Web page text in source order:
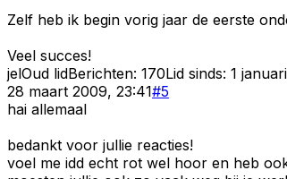
Zelf heb ik begin vorig jaar de eerste
Veel succes!
jelOud lidBerichten: 170Lid sinds: 1
28 maart 2009, 23:41#5
hai allemaal
bedankt voor jullie reacties!
voel me idd echt rot wel hoor en heb